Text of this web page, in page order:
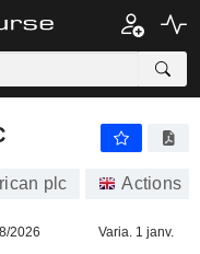
plc Actions
2026 Varia. 1 janv.